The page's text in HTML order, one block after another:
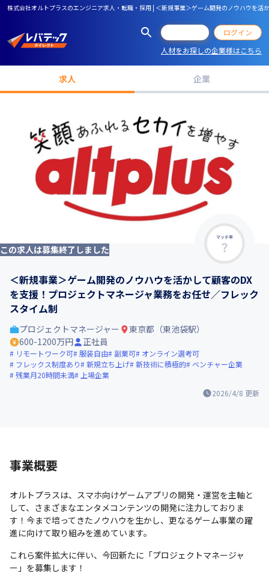
株式会社オルトプラスのエンジニア求人・転職・採用 | ＜新規事業＞ゲーム開発のノウハウを
ログイン
人材をお探しの企業様はこちら
求人 企業
マッチ率
この求人は募集終了しました
＜新規事業＞ゲーム開発のノウハウを活かして顧客のDX
を支援！プロジェクトマネージャ業務をお任せ／フレック
スタイム制
2026/4/8 更新
プロジェクトマネージャー
東京都（東池袋駅）
600-1200万円
正社員
リモートワーク可 服装自由 副業可
オンライン選考可
フレックス制度あり
新規立ち上げ 新技術に積極的
ベンチャー企業
残業月20時間未満
上場企業
事業概要
オルトプラスは、スマホ向けゲームアプリの開発・運営を主軸と
して、さまざまなエンタメコンテンツの開発に注力しておりま
す！今まで培ってきたノウハウを生かし、更なるゲーム事業の躍
進に向けて取り組みを進めています。
これら案件拡大に伴い、今回新たに「プロジェクトマネージャ
ー」を募集します！